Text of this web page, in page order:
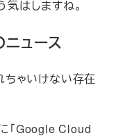
はしますね。
ュース
ちゃいけない存在
「Google Cloud